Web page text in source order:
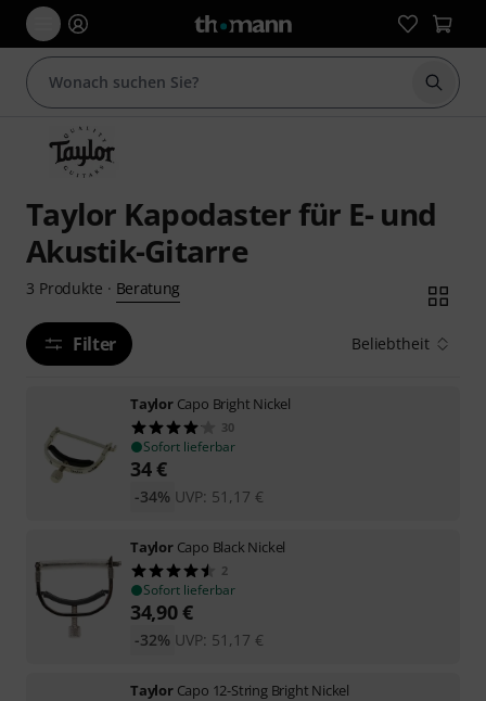
Suche
Taylor Kapodaster für E- und
Akustik-Gitarre
3 Produkte · Beratung
Filter Beliebtheit
Taylor Capo Bright Nickel
30
Sofort lieferbar
34€
UVP: 51,17 €
-34%
Taylor Capo Black Nickel
2
Sofort lieferbar
34,90€
UVP: 51,17 €
-32%
Taylor Capo 12-String Bright Nickel